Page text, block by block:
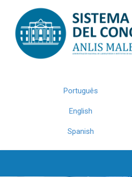
navigation
Português
English
Spanish